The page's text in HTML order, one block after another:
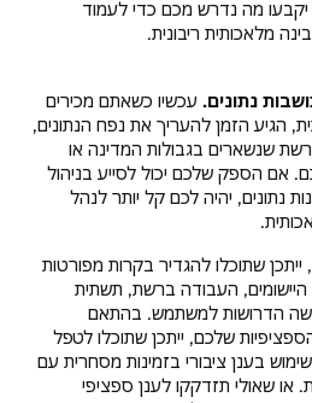
מה נדרש מכם כדי לעמוד
מלאכותית ריבונית.
נתונים. עכשיו כשאתם מכירים
הגיע הזמן להעריך את נפח הנתונים,
שנשארים בגבולות המדינה או
אם הספק שלכם יכול לסייע בניהול
נתונים, יהיה לכם קל יותר לנהל
שתוכלו להגדיר בקרות מפורטות
היישומים, העבודה ברשת, תשתית
הדרושות למשתמש. בהתאם
שלכם, ייתכן שתוכלו לטפל
בענן ציבורי בזמינות מסחרית עם
או שאולי תזדקקו לענן ספציפי